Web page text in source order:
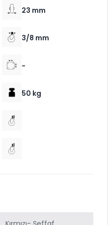
23 mm
3/8 mm
-
50 kg